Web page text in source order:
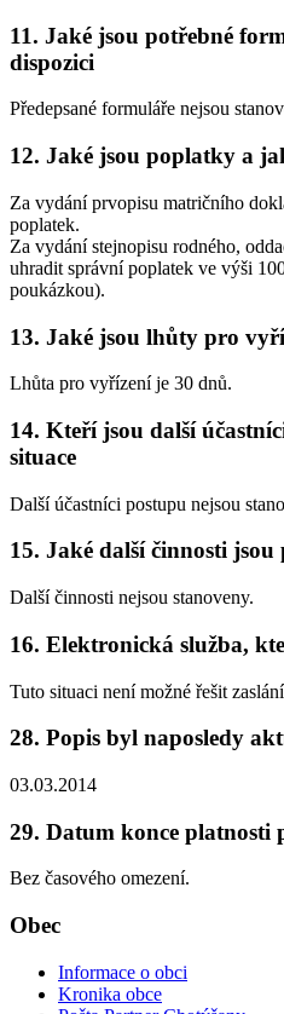
11. Jaké jsou potřebné
dispozici
Předepsané formuláře nejsou
12. Jaké jsou poplatky a
Za vydání prvopisu matričního
poplatek.
Za vydání stejnopisu rodného,
uhradit správní poplatek ve výši
poukázkou).
13. Jaké jsou lhůty pro
Lhůta pro vyřízení je 30 dnů.
14. Kteří jsou další
situace
Další účastníci postupu nejsou
15. Jaké další činnosti
Další činnosti nejsou stanoveny.
16. Elektronická služba,
Tuto situaci není možné řešit
28. Popis byl naposledy
03.03.2014
29. Datum konce platnosti
Bez časového omezení.
Obec
Informace o obci
Kronika obce